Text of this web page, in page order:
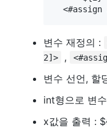
변수 재정의 :
2]>
,
변수 선언, 할
int형으로 변
x값을 출력 :